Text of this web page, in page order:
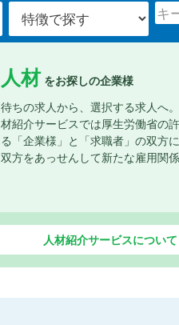
人材 をお探しの企業様
待ちの求人から、選択する求人へ
材紹介サービスでは厚生労働省の
る「企業様」と「求職者」の双方
双方をあっせんして新たな雇用関
人材紹介サービスについて